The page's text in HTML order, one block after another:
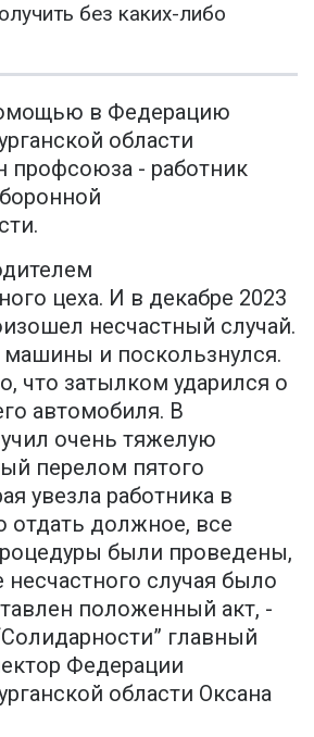
без каких-либо
в Федерацию
области
профсоюза - работник
цеха. И в декабре 2023
несчастный случай.
и поскользнулся.
что затылком ударился о
автомобиля. В
очень тяжелую
перелом пятого
увезла работника в
отдать должное, все
были проведены,
несчастного случая было
положенный акт, -
главный
Федерации
области Оксана